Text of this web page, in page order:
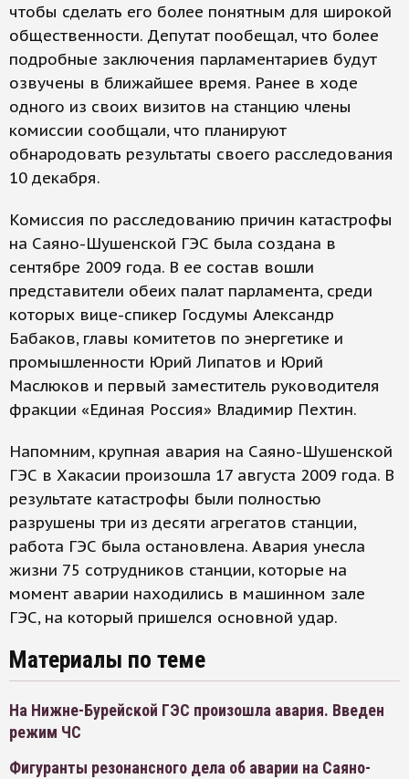
чтобы сделать его более понятным для широкой
общественности. Депутат пообещал, что более
подробные заключения парламентариев будут
озвучены в ближайшее время. Ранее в ходе
одного из своих визитов на станцию члены
комиссии сообщали, что планируют
обнародовать результаты своего расследования
10 декабря.
Комиссия по расследованию причин катастрофы
на Саяно-Шушенской ГЭС была создана в
сентябре 2009 года. В ее состав вошли
представители обеих палат парламента, среди
которых вице-спикер Госдумы Александр
Бабаков, главы комитетов по энергетике и
промышленности Юрий Липатов и Юрий
Маслюков и первый заместитель руководителя
фракции «Единая Россия» Владимир Пехтин.
Напомним, крупная авария на Саяно-Шушенской
ГЭС в Хакасии произошла 17 августа 2009 года. В
результате катастрофы были полностью
разрушены три из десяти агрегатов станции,
работа ГЭС была остановлена. Авария унесла
жизни 75 сотрудников станции, которые на
момент аварии находились в машинном зале
ГЭС, на который пришелся основной удар.
Материалы по теме
На Нижне-Бурейской ГЭС произошла авария. Введен
режим ЧС
Фигуранты резонансного дела об аварии на Саяно-